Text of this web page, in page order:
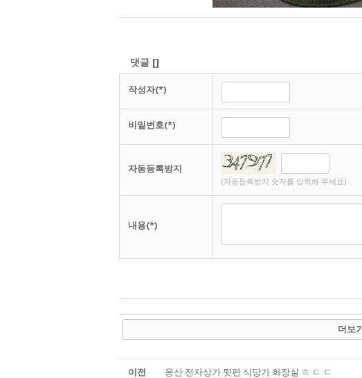
댓글 []
작성자(*)
비밀번호(*)
자동등록방지
(자동등록방지 숫자를 입력해 주세요)
내용(*)
더보기
이전 용산 전자상가 뒷편 식당가 화장실 ㅎ ㄷ ㄷ